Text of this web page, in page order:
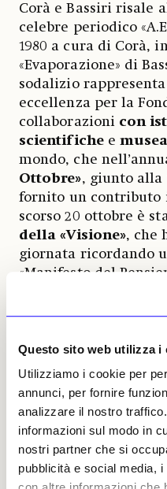
Questo sito web utilizza i
Utilizziamo i cookie per
annunci, per fornire
analizzare il nostro
informazioni sul modo in
nostri partner che si
pubblicità e social media,
Corà e Bassiri risale
celebre periodico
1980 a cura di Corà,
«Evaporazione» di
sodalizio
eccellenza per la
collaborazioni con
scientifichee
mondo, che
Ottobre», giunto alla
fornito un contributo
scorso 20 ottobre è
della «Visione», che
giornata ricordando
«Manifesto del
stato dibattuto da
delle opere
Fondazione, «Il
La riserva aurea del
(2017), e alla prima
dell’installazione
Nicola Sani , con
contrabbassista